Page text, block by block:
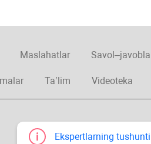
Maslahatlar
Ta’lim Videoteka
Ekspertlarning